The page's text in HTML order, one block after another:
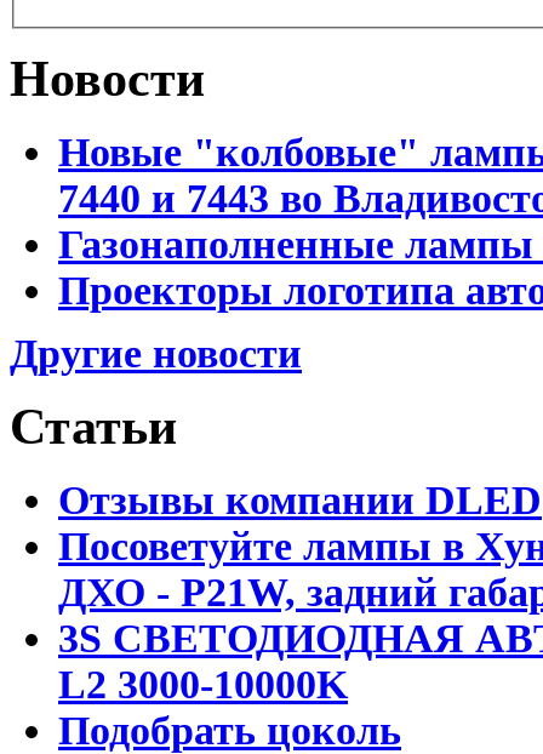
Новости
Новые "колбовые"
7440 и 7443 во
Газонаполненные лампы
Проекторы логотипа
Другие новости
Статьи
Отзывы компании DLED
Посоветуйте лампы в
ДХО - P21W, задний
3S СВЕТОДИОДНАЯ
L2 3000-10000K
Подобрать цоколь